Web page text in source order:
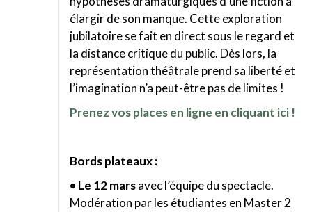
élargir de son manque. Cette exploration
jubilatoire se fait en direct sous le regard et
la distance critique du public. Dès lors, la
représentation théâtrale prend sa liberté et
l’imagination n’a peut-être pas de limites !
Prenez vos places en ligne en cliquant ici !
Bords plateaux :
• Le 12 marsavec l’équipe du spectacle.
Modération par les étudiantes en Master 2